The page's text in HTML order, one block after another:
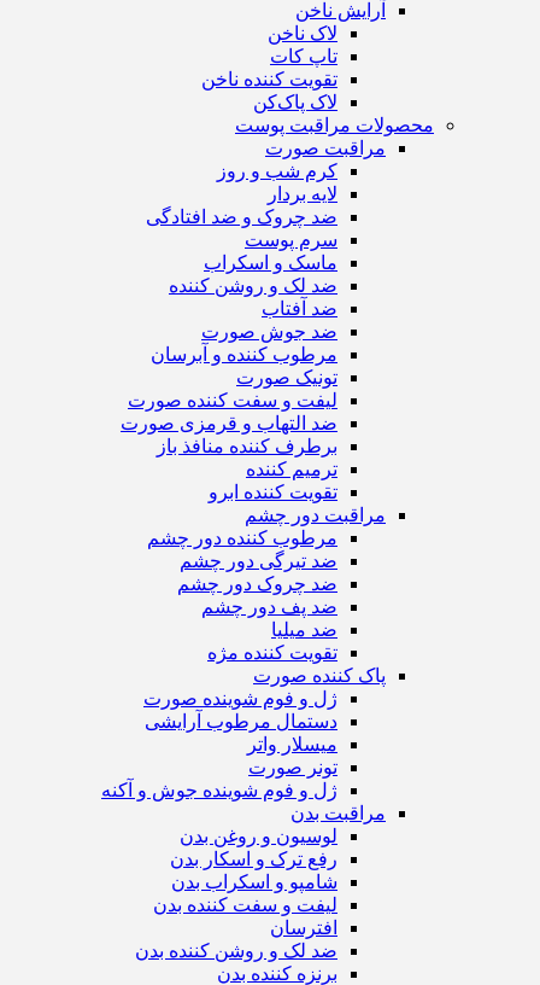
آرایش ناخن
لاک ناخن
تاپ‌ کات
تقویت کننده ناخن
لاک پاک‌کن
محصولات مراقبت پوست
مراقبت صورت
کرم شب و روز
لایه بردار
ضد چروک و ضد افتادگی
سرم پوست
ماسک و اسکراب
ضد لک و روشن کننده
ضد آفتاب
ضد جوش صورت
مرطوب کننده و آبرسان
تونیک صورت
لیفت و سفت کننده صورت
ضد التهاب و قرمزی صورت
برطرف کننده منافذ باز
ترمیم کننده
تقویت کننده ابرو
مراقبت دور چشم
مرطوب کننده دور چشم
ضد تیرگی دور چشم
ضد چروک دور چشم
ضد پف دور چشم
ضد میلیا
تقویت کننده مژه
پاک کننده صورت
ژل و فوم شوینده صورت
دستمال مرطوب آرایشی
میسلار واتر
تونر صورت
ژل و فوم شوینده جوش و آکنه
مراقبت بدن
لوسیون و روغن بدن
رفع ترک و اسکار بدن
شامپو و اسکراب بدن
لیفت و سفت کننده بدن
افترسان
ضد لک و روشن کننده بدن
برنزه کننده بدن